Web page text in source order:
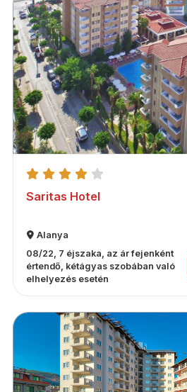
Saritas Hotel
Alanya
08/22, 7 éjszaka, az ár fejenként
értendő, kétágyas szobában való
elhelyezés esetén